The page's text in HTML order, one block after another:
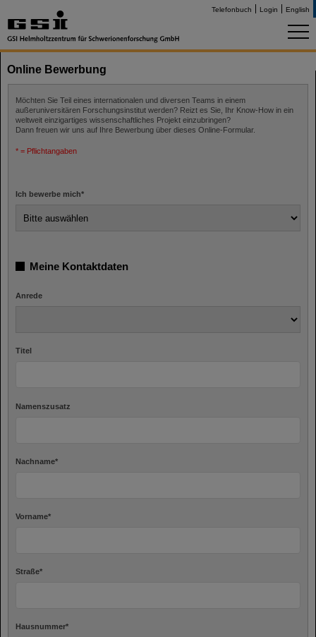
Telefonbuch Login English
Online Bewerbung
Möchten Sie Teil eines internationalen und diversen Teams in einem
außeruniversitären Forschungsinstitut werden? Reizt es Sie, Ihr Know-How in ein
weltweit einzigartiges wissenschaftliches Projekt einzubringen?
Dann freuen wir uns auf Ihre Bewerbung über dieses Online-Formular.
* = Pflichtangaben
Ich bewerbe mich*
Meine Kontaktdaten
Anrede
Titel
Namenszusatz
Nachname*
Vorname*
Straße*
Hausnummer*